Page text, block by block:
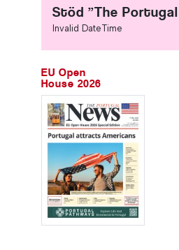
Stöd ”The Portugal
Invalid DateTime
EU Open
House 2026